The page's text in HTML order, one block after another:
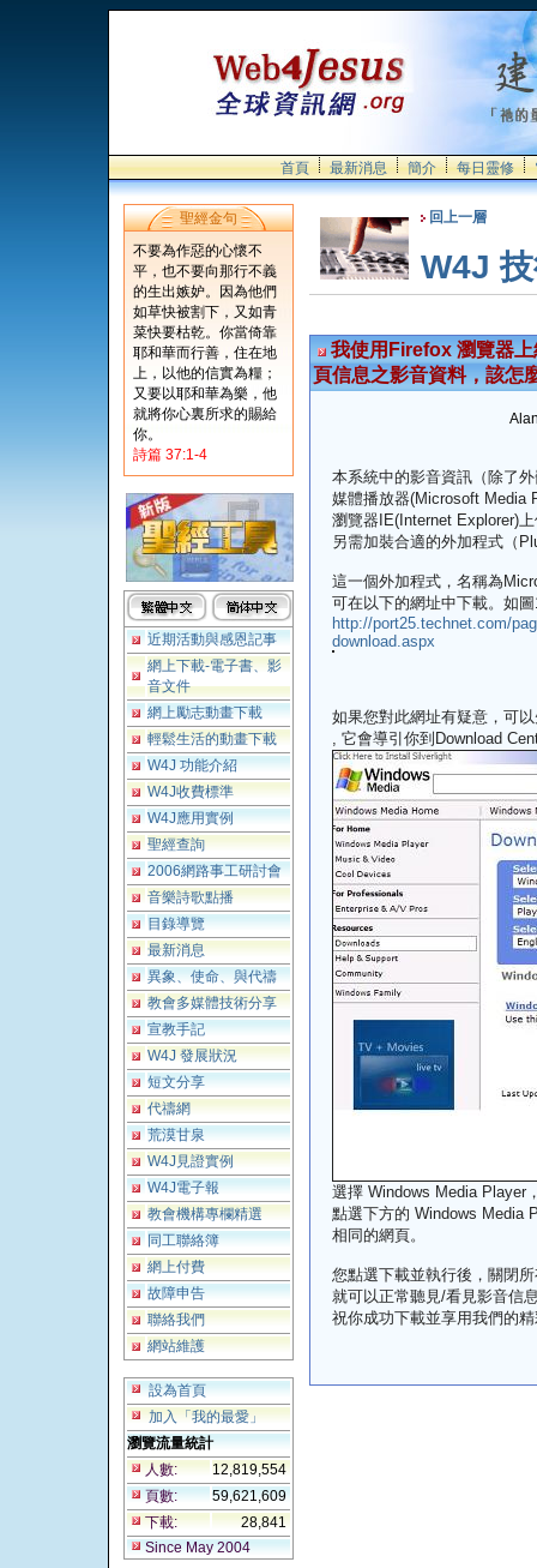
首頁 最新消息 簡介 每日靈修
聖經金句
不要為作惡的心懷不
平，也不要向那行不義
的生出嫉妒。因為他們
如草快被割下，又如青
菜快要枯乾。你當倚靠
耶和華而行善，住在地
上，以他的信實為糧；
又要以耶和華為樂，他
就將你心裏所求的賜給
你。
詩篇 37:1-4
近期活動與感恩記事
網上下載-電子書、影
音文件
網上勵志動畫下載
輕鬆生活的動畫下載
W4J 功能介紹
W4J收費標準
W4J應用實例
聖經查詢
2006網路事工研討會
音樂詩歌點播
目錄導覽
最新消息
異象、使命、與代禱
教會多媒體技術分享
宣教手記
W4J 發展狀況
短文分享
代禱網
荒漠甘泉
W4J見證實例
W4J電子報
教會機構專欄精選
同工聯絡簿
網上付費
故障申告
聯絡我們
網站維護
設為首頁
加入「我的最愛」
瀏覽流量統計
人數:
12,819,554
頁數:
59,621,609
下載:
28,841
Since May 2004
回上一層
W4J
我使用Firefox 瀏覽器
頁信息之影音資料，該怎
本系統中的影音資訊（除了
媒體播放器(Microsoft Media
瀏覽器IE(Internet Explorer)
另需加裝合適的外加程式（
這一個外加程式，名稱為
可在以下的網址中下載。如
http://port25.technet.com/
download.aspx
如果您對此網址有疑意，可
, 它會導引你到Download
選擇 Windows Media Player
點選下方的 Windows Media
相同的網頁。
您點選下載並執行後，關閉
就可以正常聽見/看見影音信
祝你成功下載並享用我們的